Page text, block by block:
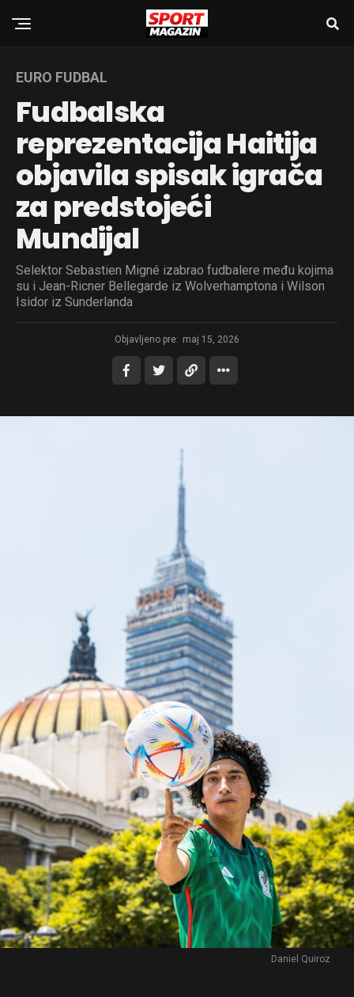
EURO FUDBAL
Fudbalska
reprezentacija Haitija
objavila spisak igrača
za predstojeći
Mundijal
Selektor Sebastien Migné izabrao fudbalere među kojima
su i Jean-Ricner Bellegarde iz Wolverhamptona i Wilson
Isidor iz Sunderlanda
Objavljeno pre: maj 15, 2026
Daniel Quiroz